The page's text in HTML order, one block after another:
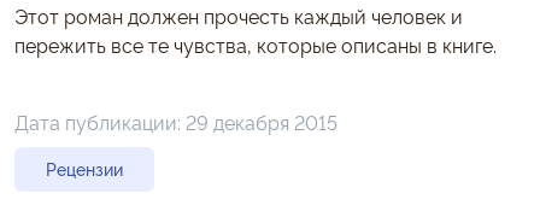
Этот роман должен прочесть каждый человек и
пережить все те чувства, которые описаны в книге.
Дата публикации: 29 декабря 2015
Рецензии